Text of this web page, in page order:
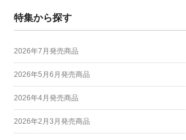
特集から探す
2026年7月発売商品
2026年5月6月発売商品
2026年4月発売商品
2026年2月3月発売商品